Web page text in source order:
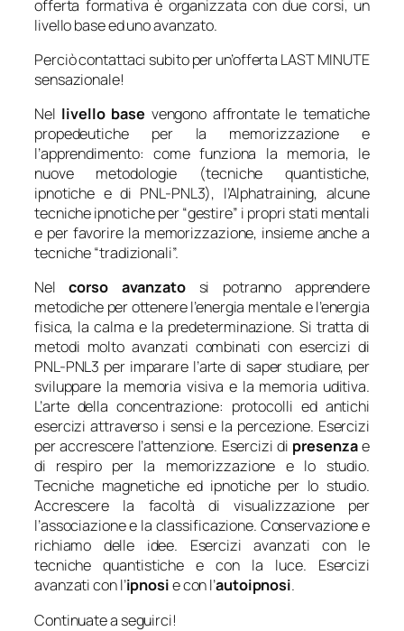
offerta formativa è organizzata con due corsi, un
livello base ed uno avanzato.
Perciò contattaci subito per un’offerta LAST MINUTE
sensazionale!
Nel livello base vengono affrontate le tematiche
propedeutiche per la memorizzazione e
l’apprendimento: come funziona la memoria, le
nuove metodologie (tecniche quantistiche,
ipnotiche e di PNL-PNL3), l’Alphatraining, alcune
tecniche ipnotiche per “gestire” i propri stati mentali
e per favorire la memorizzazione, insieme anche a
tecniche “tradizionali”.
Nelcorso avanzato
si potranno apprendere
metodiche per ottenere l’energia mentale e l’energia
fisica, la calma e la predeterminazione. Si tratta di
metodi molto avanzati combinati con esercizi di
PNL-PNL3 per imparare l’arte di saper studiare, per
sviluppare la memoria visiva e la memoria uditiva.
L’arte della concentrazione: protocolli ed antichi
esercizi attraverso i sensi e la percezione. Esercizi
per accrescere l’attenzione. Esercizi di presenzae
di respiro per la memorizzazione e lo studio.
Tecniche magnetiche ed ipnotiche per lo studio.
Accrescere la facoltà di visualizzazione per
l’associazione e la classificazione. Conservazione e
richiamo delle idee. Esercizi avanzati con le
tecniche quantistiche e con la luce. Esercizi
avanzati con l’ipnosie con l’autoipnosi.
Continuate a seguirci!